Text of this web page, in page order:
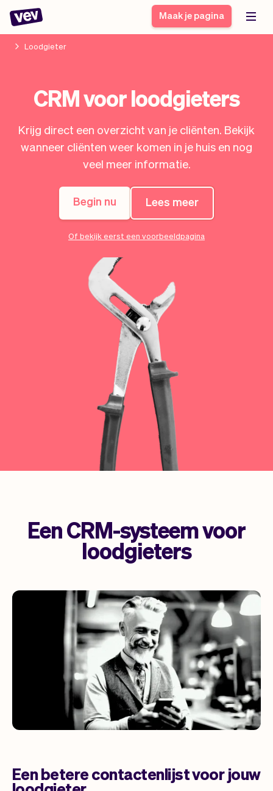
bedrijven
CRM voor MKB
Inschrijfformulier
Bestelsysteem
Software voor
groepslessen
Software voor
afspraken
Verhalen
Nieuwste updates
Analytics
Stijl
Bedrijf
Belasting
Software
Administratie
Overzicht
No-shows
Communicatie
Bezorging
Maak je pagina
Loodgieter
CRM voor loodgieters
Krijg direct een overzicht van je cliënten. Bekijk
wanneer cliënten weer komen in je huis en nog
veel meer informatie.
Begin nu Lees meer
Of bekijk eerst een voorbeeldpagina
Een CRM-systeem voor
loodgieters
Een betere contactenlijst voor jouw